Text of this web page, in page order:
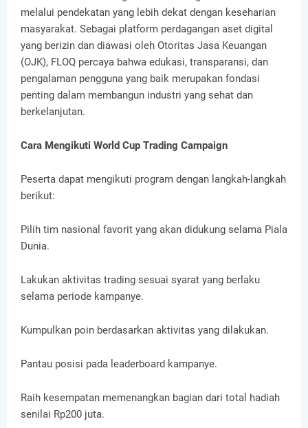
melalui pendekatan yang lebih dekat dengan keseharian
masyarakat. Sebagai platform perdagangan aset digital
yang berizin dan diawasi oleh Otoritas Jasa Keuangan
(OJK), FLOQ percaya bahwa edukasi, transparansi, dan
pengalaman pengguna yang baik merupakan fondasi
penting dalam membangun industri yang sehat dan
berkelanjutan.
Cara Mengikuti World Cup Trading Campaign
Peserta dapat mengikuti program dengan langkah-langkah
berikut:
Pilih tim nasional favorit yang akan didukung selama Piala
Dunia.
Lakukan aktivitas trading sesuai syarat yang berlaku
selama periode kampanye.
Kumpulkan poin berdasarkan aktivitas yang dilakukan.
Pantau posisi pada leaderboard kampanye.
Raih kesempatan memenangkan bagian dari total hadiah
senilai Rp200 juta.